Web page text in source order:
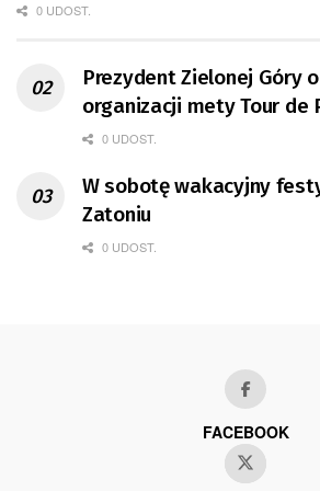
0 UDOST.
Prezydent Zielonej Góry
organizacji mety Tour de
0 UDOST.
W sobotę wakacyjny
Zatoniu
0 UDOST.
FACEBOOK